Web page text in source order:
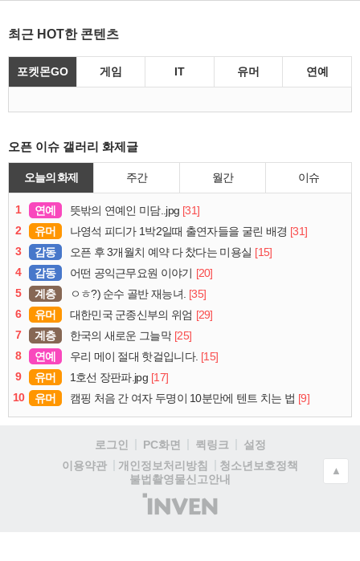
최근 HOT한 콘텐츠
포켓몬GO 게임 IT 유머 연예
오픈 이슈 갤러리 화제글
오늘의 화제 주간 월간 이슈
1 연예 뜻밖의 연예인 미담..jpg [31]
2
유머 나영석 피디가 1박2일때 출연자들을 굴린 배경 [31]
3
감동 오픈 후 3개월치 예약 다 찼다는 미용실 [15]
4
감동 어떤 공익근무요원 이야기 [20]
5
계층 ㅇㅎ?) 순수 골반 재능녀. [35]
6
유머 대한민국 군종신부의 위엄 [29]
7
계층 한국의 새로운 그늘막 [25]
8
연예 우리 메이 절대 핫걸입니다. [15]
9
유머 1호선 장판파.jpg [17]
10
유머 캠핑 처음 간 여자 두명이 10분만에 텐트 치는 법 [9]
로그인 PC화면 퀵링크
설정
이용약관
개인정보처리방침
청소년보호정책
불법촬영물신고안내
(주)
인
▲